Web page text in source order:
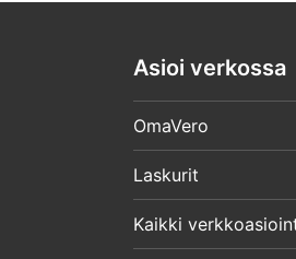
Asioi verkossa
OmaVero
Laskurit
Kaikki